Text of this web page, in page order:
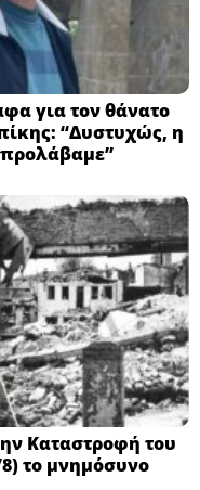
για τον θάνατο
“Δυστυχώς, η
Καταστροφή του
το μνημόσυνο